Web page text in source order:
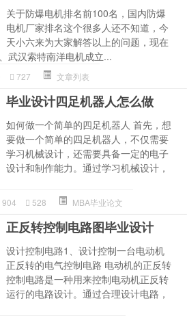
关于防爆电机排名前100名，国内防爆
电机厂家排名这个很多人还不知道，今
天小六来为大家解答以上的问题，现在
武汉索特南洋电机成立...
727 文章列表
毕业设计四足机器人怎么做
如何做一个简单的四足机器人 首先，想
要做一个简单的四足机器人，不仅需要
学习机械设计，还需要具备一定的电子
设计和制作能力。通过学习机械设计，
904 528 MBA毕业论文
正反转控制电路图毕业设计
设计控制电路1、设计控制一台电动机
正反转的电气控制电路 电动机的正反转
控制电路是一种用来控制电动机正反转
运行的电路设计。通过合理设计电路，